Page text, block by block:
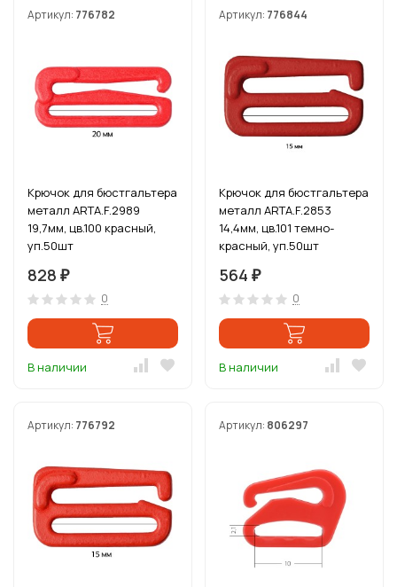
Артикул: 776782
Крючок для бюстгальтера
металл ARTA.F.2989
19,7мм, цв.100 красный,
уп.50шт
828 ₽
0
В наличии
Артикул: 776844
Крючок для бюстгальтера
металл ARTA.F.2853
14,4мм, цв.101 темно-
красный, уп.50шт
564 ₽
0
В наличии
Артикул: 776792 Артикул: 806297